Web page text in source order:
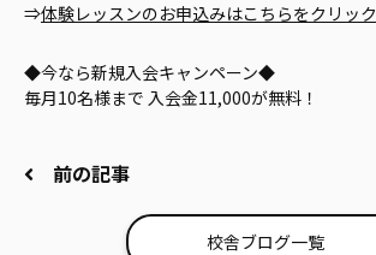
⇒体験レッスンのお申込みはこちらをクリック
◆今なら新規入会キャンペーン◆
毎月10名様まで 入会金11,000が無料！
前の記事
校舎ブログ一覧